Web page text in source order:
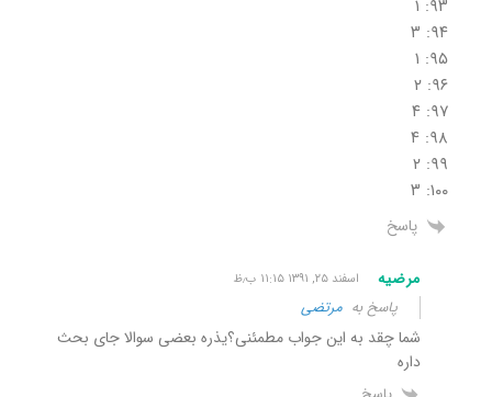
۹۳: ۱
۹۴: ۳
۹۵: ۱
۹۶: ۲
۹۷: ۴
۹۸: ۴
۹۹: ۲
۱۰۰: ۳
پاسخ
مرضیه اسفند ۲۵, ۱۳۹۱ ۱۱:۱۵ ب٫ظ
پاسخ به مرتضی
شما چقد به این جواب مطمئنی؟یذره بعضی سوالا جای بحث
داره